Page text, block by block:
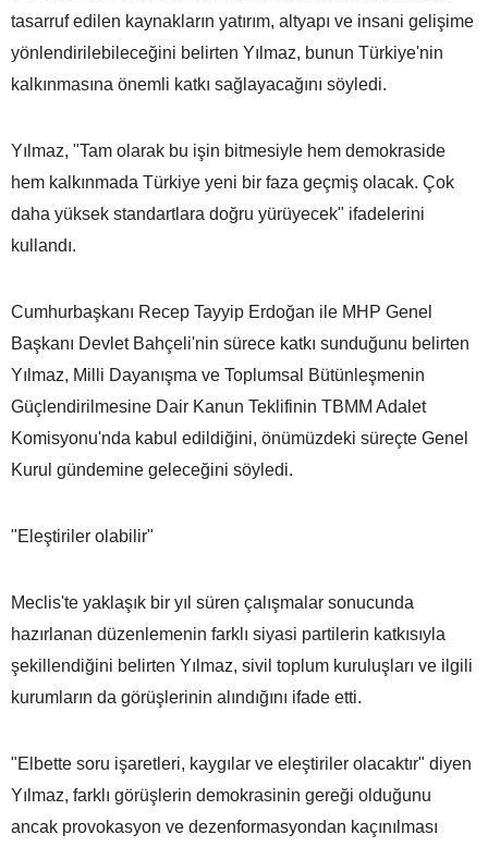
tasarruf edilen kaynakların yatırım, altyapı ve insani gelişime
yönlendirilebileceğini belirten Yılmaz, bunun Türkiye'nin
kalkınmasına önemli katkı sağlayacağını söyledi.
Yılmaz, "Tam olarak bu işin bitmesiyle hem demokraside
hem kalkınmada Türkiye yeni bir faza geçmiş olacak. Çok
daha yüksek standartlara doğru yürüyecek" ifadelerini
kullandı.
Cumhurbaşkanı Recep Tayyip Erdoğan ile MHP Genel
Başkanı Devlet Bahçeli'nin sürece katkı sunduğunu belirten
Yılmaz, Milli Dayanışma ve Toplumsal Bütünleşmenin
Güçlendirilmesine Dair Kanun Teklifinin TBMM Adalet
Komisyonu'nda kabul edildiğini, önümüzdeki süreçte Genel
Kurul gündemine geleceğini söyledi.
"Eleştiriler olabilir"
Meclis'te yaklaşık bir yıl süren çalışmalar sonucunda
hazırlanan düzenlemenin farklı siyasi partilerin katkısıyla
şekillendiğini belirten Yılmaz, sivil toplum kuruluşları ve ilgili
kurumların da görüşlerinin alındığını ifade etti.
"Elbette soru işaretleri, kaygılar ve eleştiriler olacaktır" diyen
Yılmaz, farklı görüşlerin demokrasinin gereği olduğunu
ancak provokasyon ve dezenformasyondan kaçınılması